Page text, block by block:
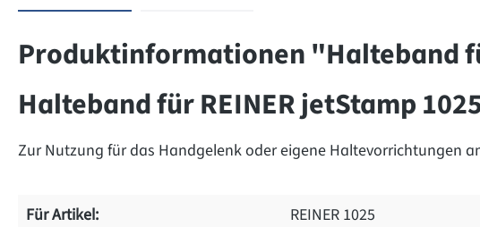
Produktinformationen "Halteband
Halteband für REINER jetStamp
Zur Nutzung für das Handgelenk oder eigene Haltevorrichtungen
Für Artikel:
REINER 1025